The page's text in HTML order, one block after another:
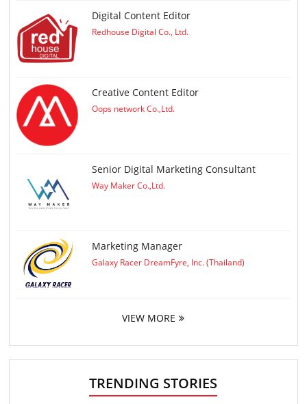
Digital Content Editor
Redhouse Digital Co., Ltd.
Creative Content Editor
Oops network Co.,Ltd.
Senior Digital Marketing Consultant
Way Maker Co.,Ltd.
Marketing Manager
Galaxy Racer DreamFyre, Inc. (Thailand)
VIEW MORE
TRENDING STORIES